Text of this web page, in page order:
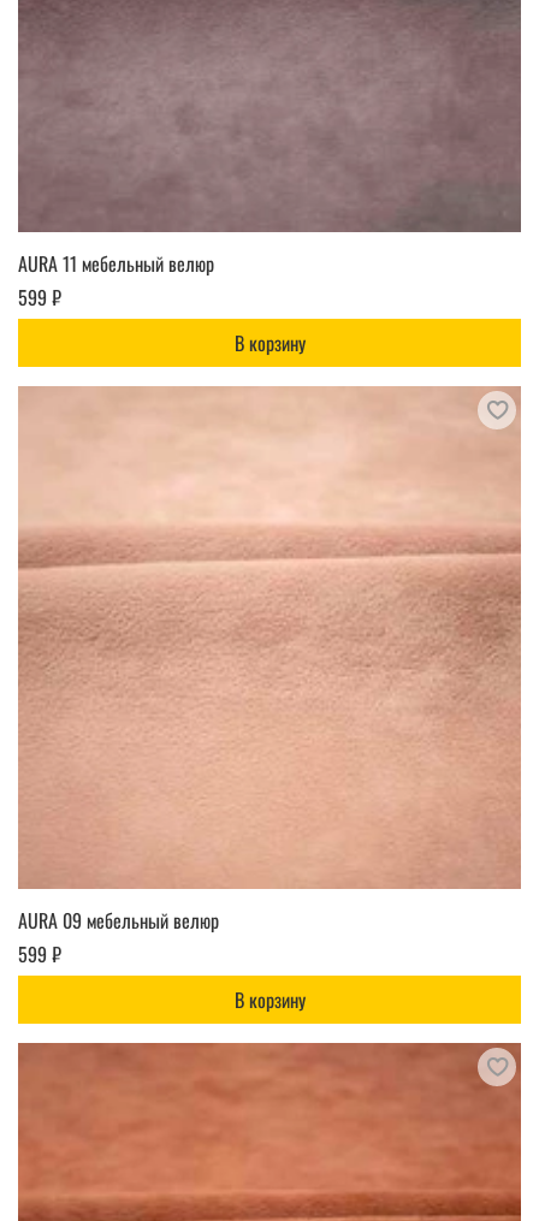
AURA 11 мебельный велюр
599 ₽
В корзину
AURA 09 мебельный велюр
599 ₽
В корзину